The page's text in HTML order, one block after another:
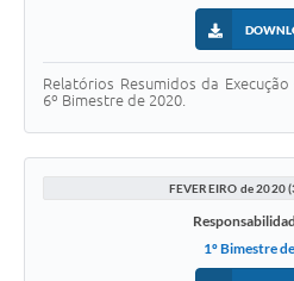
Relatórios Resumidos da
6º Bimestre de 2020.
FEVEREIRO de 2020
1º Bimestre